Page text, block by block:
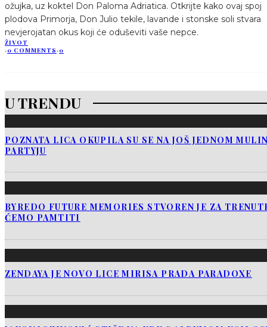
ožujka, uz koktel Don Paloma Adriatica. Otkrijte kako ovaj spoj
plodova Primorja, Don Julio tekile, lavande i stonske soli stvara
nevjerojatan okus koji će oduševiti vaše nepce.
ŽIVOT
·0 COMMENTS ·0
U TRENDU
POZNATA LICA OKUPILA SU SE NA JOŠ JEDNOM
PARTYJU
BYREDO FUTURE MEMORIES STVOREN JE ZA
ĆEMO PAMTITI
ZENDAYA JE NOVO LICE MIRISA PRADA PARADOXE